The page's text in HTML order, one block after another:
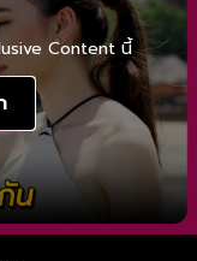
Content นี้